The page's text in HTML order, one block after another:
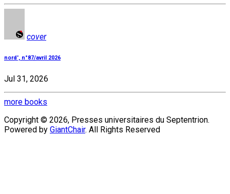
cover
nord', n°87/avril 2026
Jul 31, 2026
more books
Copyright © 2026, Presses universitaires du Septentrion.
Powered by GiantChair. All Rights Reserved